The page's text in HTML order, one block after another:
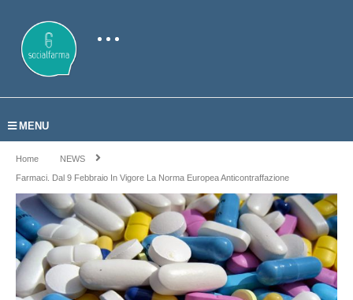
MENU
Home
NEWS
Farmaci. Dal 9 Febbraio In Vigore La Norma Europea Anticontraffazione